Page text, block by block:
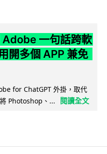
一句話跨軟
開多個 APP 兼免
for ChatGPT 外掛，取代
Photoshop、...
閱讀全文